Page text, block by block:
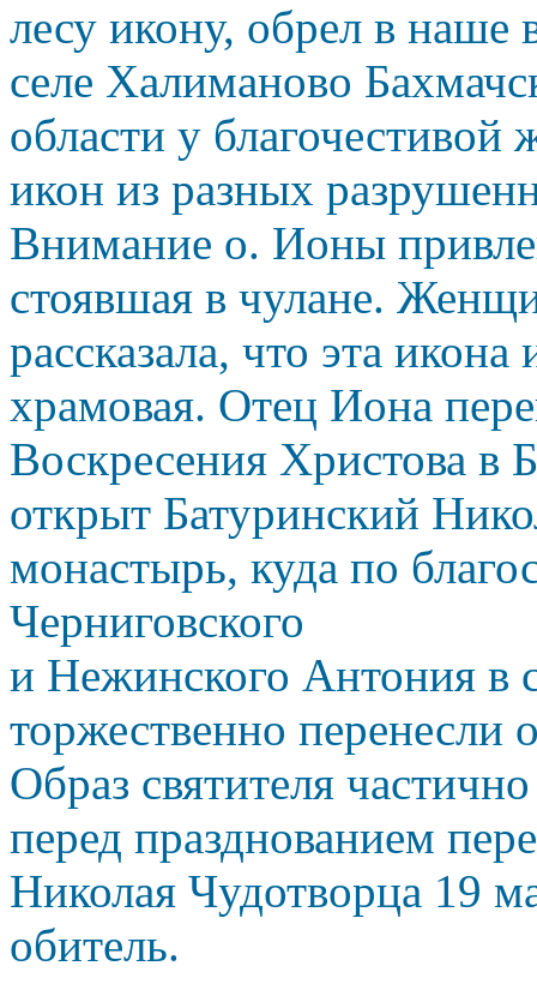
лесу икону, обрел в
селе Халиманово
области у
икон из разных
Внимание о. Ионы
стоявшая в чулане.
рассказала, что эта
храмовая. Отец Иона
Воскресения Христова в
открыт Батуринский
монастырь, куда по
Черниговского
и Нежинского Антония в
торжественно перенесли
Образ святителя
перед празднованием
Николая Чудотворца 19
обитель.